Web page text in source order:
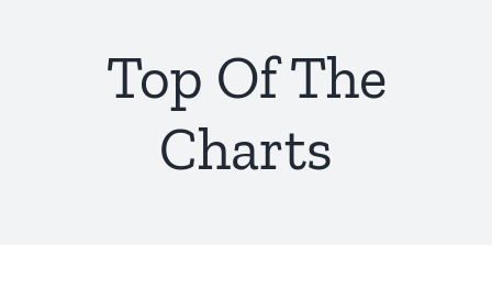
Top Of The
Charts